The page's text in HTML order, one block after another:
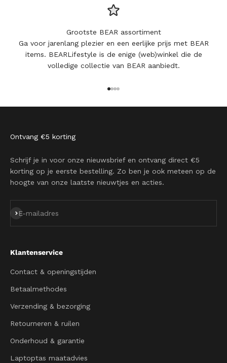
Grootste BEAR assortiment
Ga voor jarenlang plezier en een eerlijke prijs met BEAR
items. BEARLifestyle is de enige (web)winkel die de
volledige collectie van BEAR aanbiedt.
Ontvang €5 korting
Schrijf je in voor onze nieuwsbrief en ontvang direct €5
korting op je eerste bestelling. Zo ben je ook meteen op de
hoogte van onze laatste nieuwtjes en acties.
E-mailadres
Abonneren
Klantenservice
Contact & openingstijden
Betaalmethodes
Verzending & bezorging
Retourneren & ruilen
Onderhoud & garantie
Laptoptas maatadvies